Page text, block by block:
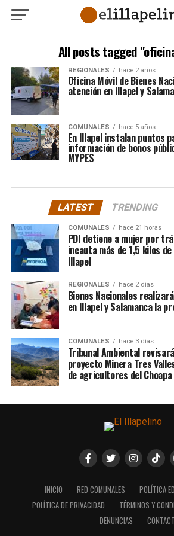
All posts tagged
REGIONALES hace 2 años
Oficina Móvil de Bienes
atención en Illapel y
COMUNALES hace 5 años
En Illapel instalan puntos
información de bonos
MYPES
LATEST TRENDING
COMUNALES hace 21 horas
PDI detiene a mujer por
incauta más de 1,5 kilos
Illapel
REGIONALES hace 2 días
Bienes Nacionales
en Illapel y Salamanca la
COMUNALES hace 3 días
Tribunal Ambiental
proyecto Minera Tres
de agricultores del Choapa
INICIO RED COMUNALES
POLÍTICA
POLÍTICA DE PRIVACIDAD
TÉRMINOS Y
DENUNCIAS